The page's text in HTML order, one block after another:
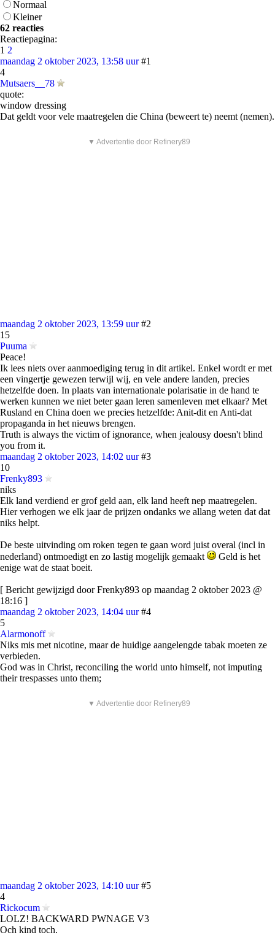
Normaal
Kleiner
62 reacties
Reactiepagina:
1 2
maandag 2 oktober 2023, 13:58 uur #1
4
Mutsaers__78
quote:
window dressing
Dat geldt voor vele maatregelen die China (beweert te) neemt (nemen).
▼ Advertentie door Refinery89
maandag 2 oktober 2023, 13:59 uur #2
15
Puuma
Peace!
Ik lees niets over aanmoediging terug in dit artikel. Enkel wordt er met
een vingertje gewezen terwijl wij, en vele andere landen, precies
hetzelfde doen. In plaats van internationale polarisatie in de hand te
werken kunnen we niet beter gaan leren samenleven met elkaar? Met
Rusland en China doen we precies hetzelfde: Anit-dit en Anti-dat
propaganda in het nieuws brengen.
Truth is always the victim of ignorance, when jealousy doesn't blind
you from it.
maandag 2 oktober 2023, 14:02 uur #3
10
Frenky893
niks
Elk land verdiend er grof geld aan, elk land heeft nep maatregelen.
Hier verhogen we elk jaar de prijzen ondanks we allang weten dat dat
niks helpt.
De beste uitvinding om roken tegen te gaan word juist overal (incl in
nederland) ontmoedigt en zo lastig mogelijk gemaakt
Geld is het
enige wat de staat boeit.
[ Bericht gewijzigd door Frenky893 op maandag 2 oktober 2023 @
18:16 ]
maandag 2 oktober 2023, 14:04 uur #4
5
Alarmonoff
Niks mis met nicotine, maar de huidige aangelengde tabak moeten ze
verbieden.
God was in Christ, reconciling the world unto himself, not imputing
their trespasses unto them;
▼ Advertentie door Refinery89
maandag 2 oktober 2023, 14:10 uur #5
4
Rickocum
LOLZ! BACKWARD PWNAGE V3
Och kind toch.